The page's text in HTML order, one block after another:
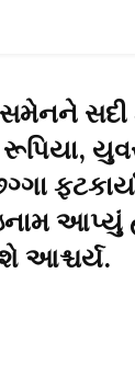
સદી
આપ્યું
આશ્ચર્ય.